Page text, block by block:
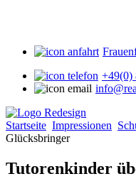
+49(0)
Startseite Impressionen
Glücksbringer
Tutorenkinder